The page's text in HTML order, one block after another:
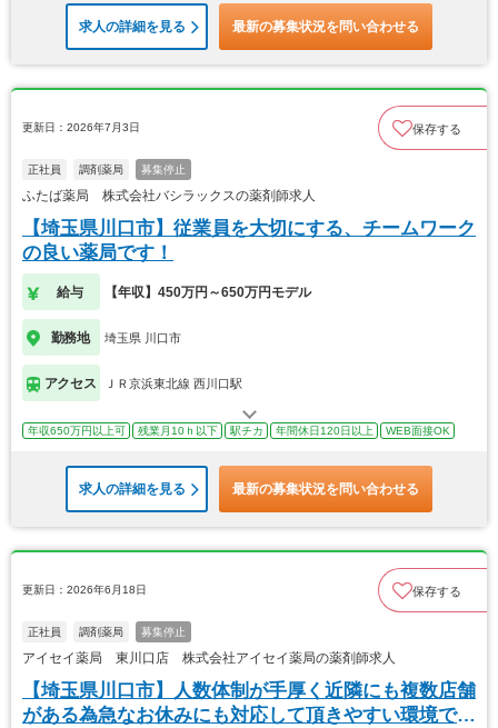
求人の詳細を見る 最新の募集状況を問い合わせる
更新日：2026年7月3日 保存する
正社員 調剤薬局 募集停止
ふたば薬局 株式会社バシラックスの薬剤師求人
【埼玉県川口市】従業員を大切にする、チームワーク
の良い薬局です！
給与 【年収】450万円～650万円モデル
勤務地 埼玉県 川口市
アクセス ＪＲ京浜東北線 西川口駅
年収650万円以上可 残業月10ｈ以下 駅チカ 年間休日120日以上 WEB面接OK
求人の詳細を見る 最新の募集状況を問い合わせる
更新日：2026年6月18日 保存する
正社員 調剤薬局 募集停止
アイセイ薬局 東川口店 株式会社アイセイ薬局の薬剤師求人
【埼玉県川口市】人数体制が手厚く近隣にも複数店舗
がある為急なお休みにも対応して頂きやすい環境で